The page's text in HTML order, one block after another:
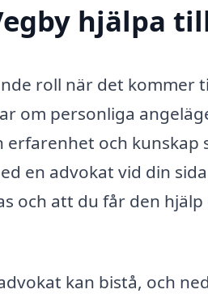
hjälpa
roll när det kommer
om personliga
och kunskap
en advokat vid din
och att du får den
kan bistå, och